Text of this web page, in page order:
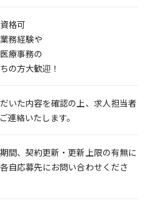
格可
務経験や
療事務の
の方大歓迎！
いた内容を確認の上、求人担当者
連絡いたします。
間、契約更新・更新上限の有無に
自応募先にお問い合わせくださ